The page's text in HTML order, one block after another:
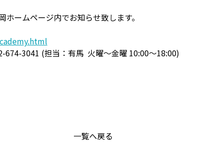
ームページ内でお知らせ致します。
674-3041 (担当：有馬 火曜〜金曜 10:00〜18:00)
一覧へ戻る